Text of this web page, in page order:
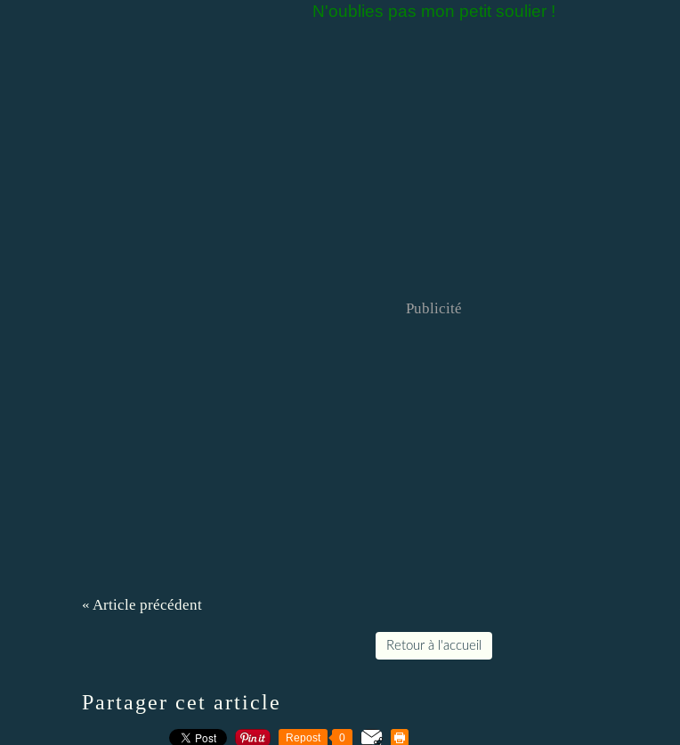
N'oublies pas mon petit soulier !
Publicité
« Article précédent
Retour à l'accueil
Partager cet article
Repost 0